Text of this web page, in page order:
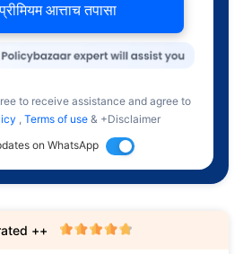
आत्ताच तपासा
to receive assistance and agree to
, Terms of use & +Disclaimer
on WhatsApp
++